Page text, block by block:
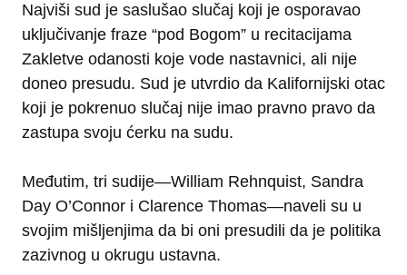
Najviši sud je saslušao slučaj koji je osporavao
uključivanje fraze “pod Bogom” u recitacijama
Zakletve odanosti koje vode nastavnici, ali nije
doneo presudu. Sud je utvrdio da Kalifornijski otac
koji je pokrenuo slučaj nije imao pravno pravo da
zastupa svoju ćerku na sudu.
Međutim, tri sudije—William Rehnquist, Sandra
Day O’Connor i Clarence Thomas—naveli su u
svojim mišljenjima da bi oni presudili da je politika
zazivnog u okrugu ustavna.